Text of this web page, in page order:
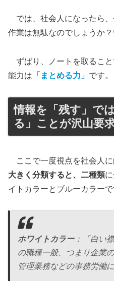
では、社会人になったら
作業は無駄なのでしょうか
ずばり、ノートを取るこ
能力は 「まとめる力」 です。
情報を「残す」で
る」ことが沢山要
ここで一度視点を社会人に
大きく分類すると、二種類
イトカラーとブルーカラーで
ホワイトカラー：「白い
の職種一般、つまり企業
管理業務などの事務労働